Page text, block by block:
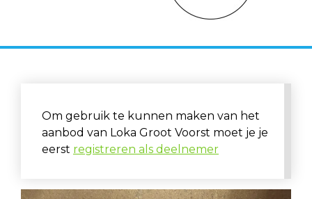
Om gebruik te kunnen maken van het
aanbod van Loka Groot Voorst moet je je
eerst registreren als deelnemer